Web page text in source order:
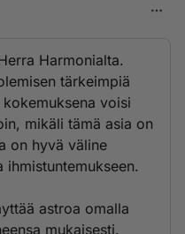
Harmonialta.
tärkeimpiä
voisi
mikäli tämä asia on
on hyvä väline
ihmistuntemukseen.
astroa omalla
mukaisesti.